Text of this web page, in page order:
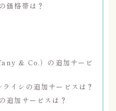
価格帯は？
& Co.）の追加サービ
イシの追加サービスは？
追加サービスは？